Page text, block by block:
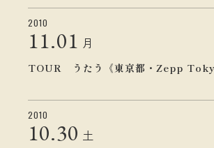
2010
11.01 月
TOUR うたう《東京都・Zepp
2010
10.30 土